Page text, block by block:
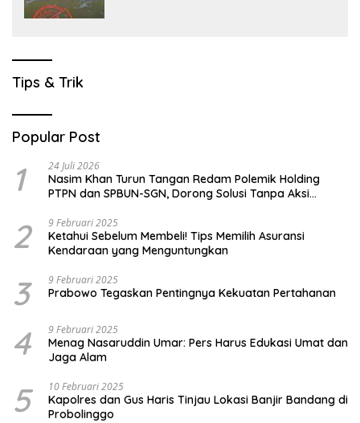
Tips & Trik
Popular Post
1 24 Juli 2026
Nasim Khan Turun Tangan Redam Polemik Holding
PTPN dan SPBUN-SGN, Dorong Solusi Tanpa Aksi
2 9 Februari 2025
Ketahui Sebelum Membeli! Tips Memilih Asuransi
Kendaraan yang Menguntungkan
3 9 Februari 2025
Prabowo Tegaskan Pentingnya Kekuatan Pertahanan
4 9 Februari 2025
Menag Nasaruddin Umar: Pers Harus Edukasi Umat dan
Jaga Alam
5 10 Februari 2025
Kapolres dan Gus Haris Tinjau Lokasi Banjir Bandang di
Probolinggo